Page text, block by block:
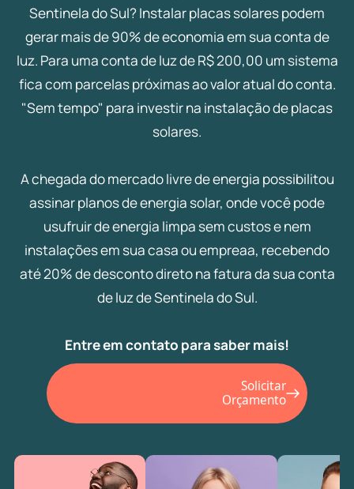
Sentinela do Sul? Instalar placas solares podem
gerar mais de 90% de economia em sua conta de
luz. Para uma conta de luz de R$ 200,00 um sistema
fica com parcelas próximas ao valor atual do conta.
"Sem tempo" para investir na instalação de placas
solares.
A chegada do mercado livre de energia possibilitou
assinar planos de energia solar, onde você pode
usufruir de energia limpa sem custos e nem
instalações em sua casa ou empreaa, recebendo
até 20% de desconto direto na fatura da sua conta
de luz de Sentinela do Sul.
Entre em contato para saber mais!
Solicitar
Orçamento